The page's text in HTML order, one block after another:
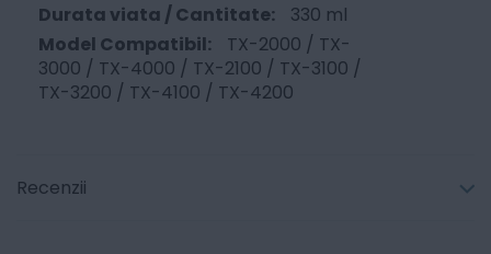
330 ml
TX-2000 / TX-
3000 / TX-4000 / TX-2100 / TX-3100 /
TX-3200 / TX-4100 / TX-4200
Recenzii